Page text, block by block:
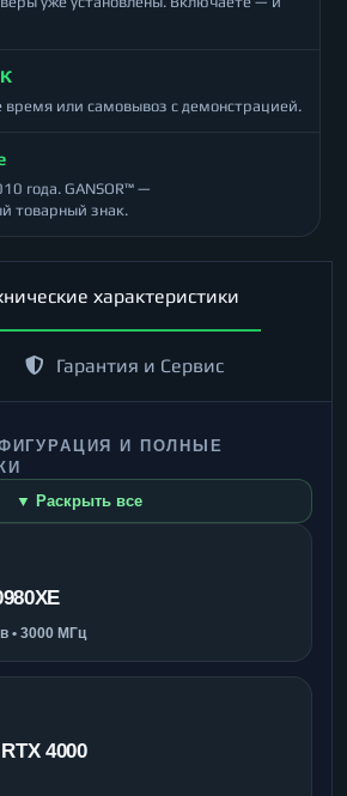
время или самовывоз с демонстрацией.
года. GANSOR™ —
товарный знак.
характеристики
Гарантия и Сервис
И ПОЛНЫЕ
▼ Раскрыть все
• 3000 МГц
4000